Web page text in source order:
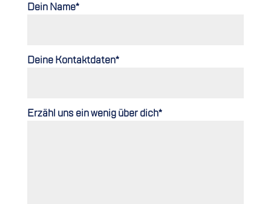
Dein Name*
Deine Kontaktdaten*
Erzähl uns ein wenig über dich*